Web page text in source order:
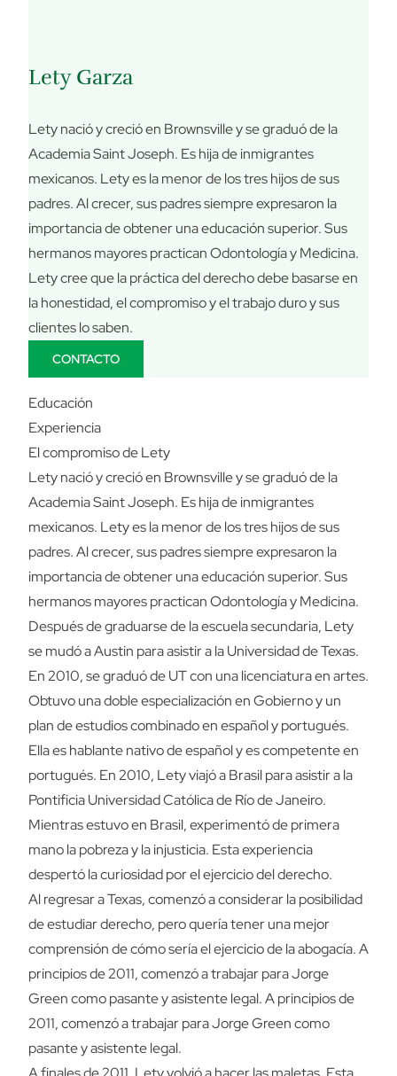
Lety Garza
Lety nació y creció en Brownsville y se graduó de la
Academia Saint Joseph. Es hija de inmigrantes
mexicanos. Lety es la menor de los tres hijos de sus
padres. Al crecer, sus padres siempre expresaron la
importancia de obtener una educación superior. Sus
hermanos mayores practican Odontología y Medicina.
Lety cree que la práctica del derecho debe basarse en
la honestidad, el compromiso y el trabajo duro y sus
clientes lo saben.
CONTACTO
Educación
Experiencia
El compromiso de Lety
Lety nació y creció en Brownsville y se graduó de la
Academia Saint Joseph. Es hija de inmigrantes
mexicanos. Lety es la menor de los tres hijos de sus
padres. Al crecer, sus padres siempre expresaron la
importancia de obtener una educación superior. Sus
hermanos mayores practican Odontología y Medicina.
Después de graduarse de la escuela secundaria, Lety
se mudó a Austin para asistir a la Universidad de Texas.
En 2010, se graduó de UT con una licenciatura en artes.
Obtuvo una doble especialización en Gobierno y un
plan de estudios combinado en español y portugués.
Ella es hablante nativo de español y es competente en
portugués. En 2010, Lety viajó a Brasil para asistir a la
Pontificia Universidad Católica de Río de Janeiro.
Mientras estuvo en Brasil, experimentó de primera
mano la pobreza y la injusticia. Esta experiencia
despertó la curiosidad por el ejercicio del derecho.
Al regresar a Texas, comenzó a considerar la posibilidad
de estudiar derecho, pero quería tener una mejor
comprensión de cómo sería el ejercicio de la abogacía. A
principios de 2011, comenzó a trabajar para Jorge
Green como pasante y asistente legal. A principios de
2011, comenzó a trabajar para Jorge Green como
pasante y asistente legal.